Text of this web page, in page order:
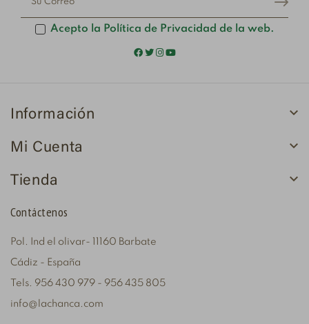
Acepto la Política de Privacidad de la web.
Información 
Mi Cuenta 
Tienda 
Contáctenos
Pol. Ind el olivar- 11160 Barbate
Cádiz - España
Tels. 956 430 979 - 956 435 805
info@lachanca.com